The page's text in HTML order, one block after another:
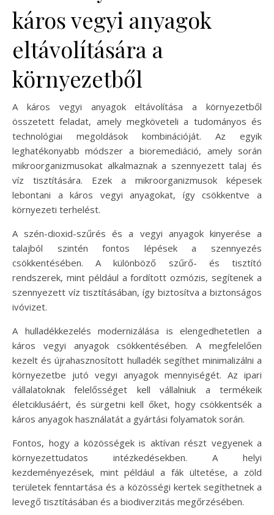
káros vegyi anyagok
eltávolítására a
környezetből
A káros vegyi anyagok eltávolítása a környezetből
összetett feladat, amely megköveteli a tudományos és
technológiai megoldások kombinációját. Az egyik
leghatékonyabb módszer a bioremediáció, amely során
mikroorganizmusokat alkalmaznak a szennyezett talaj és
víz tisztítására. Ezek a mikroorganizmusok képesek
lebontani a káros vegyi anyagokat, így csökkentve a
környezeti terhelést.
A szén-dioxid-szűrés és a vegyi anyagok kinyerése a
talajból szintén fontos lépések a szennyezés
csökkentésében. A különböző szűrő- és tisztító
rendszerek, mint például a fordított ozmózis, segítenek a
szennyezett víz tisztításában, így biztosítva a biztonságos
ivóvizet.
A hulladékkezelés modernizálása is elengedhetetlen a
káros vegyi anyagok csökkentésében. A megfelelően
kezelt és újrahasznosított hulladék segíthet minimalizálni a
környezetbe jutó vegyi anyagok mennyiségét. Az ipari
vállalatoknak felelősséget kell vállalniuk a termékeik
életciklusáért, és sürgetni kell őket, hogy csökkentsék a
káros anyagok használatát a gyártási folyamatok során.
Fontos, hogy a közösségek is aktívan részt vegyenek a
környezettudatos intézkedésekben. A helyi
kezdeményezések, mint például a fák ültetése, a zöld
területek fenntartása és a közösségi kertek segíthetnek a
levegő tisztításában és a biodiverzitás megőrzésében.